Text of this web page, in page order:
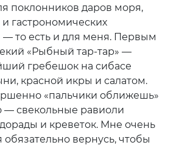
поклонников даров моря,
гастрономических
— то есть и для меня. Первым
«Рыбный тар-тар» —
гребешок на сибасе
красной икры и салатом.
«пальчики оближешь»
— свекольные равиоли
и креветок. Мне очень
обязательно вернусь, чтобы